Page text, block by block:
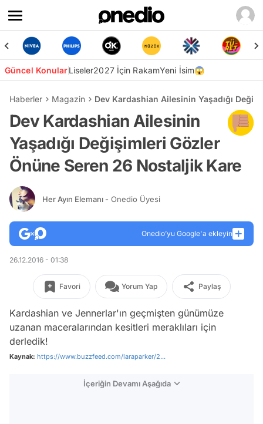
Güncel KonularLiseler2027 İçin RakamYeni İsim😱
Haberler Magazin Dev Kardashian Ailesinin Yaşadığı
Dev Kardashian Ailesinin
Yaşadığı Değişimleri Gözler
Önüne Seren 26 Nostaljik Kare
Her Ayın Elemanı - Onedio Üyesi
Onedio’yu Google'a ekleyin
26.12.2016 - 01:38
Favori Yorum Yap Paylaş
Kardashian ve Jennerlar'ın geçmişten günümüze
uzanan maceralarından kesitleri meraklıları için
derledik!
Kaynak: https://www.buzzfeed.com/laraparker/2...
İçeriğin Devamı Aşağıda